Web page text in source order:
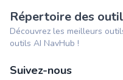
Répertoire des
Découvrez les meilleurs
outils AI NavHub !
Suivez-nous